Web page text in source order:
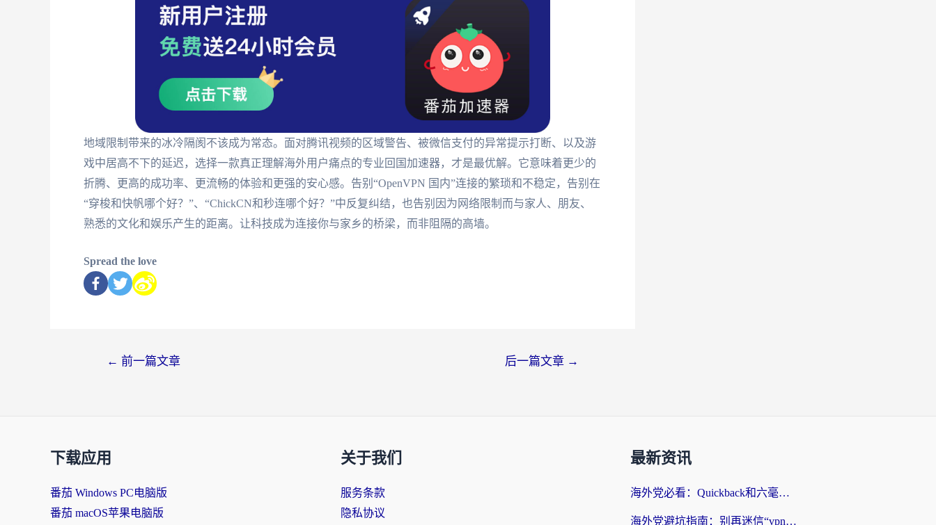
地域限制带来的冰冷隔阂不该成为常态。面对腾讯视频的区域警告、被微信支付的异常提示打断、以及游
戏中居高不下的延迟，选择一款真正理解海外用户痛点的专业回国加速器，才是最优解。它意味着更少的
折腾、更高的成功率、更流畅的体验和更强的安心感。告别“OpenVPN 国内”连接的繁琐和不稳定，告别在
“穿梭和快帆哪个好？”、“ChickCN和秒连哪个好？”中反复纠结，也告别因为网络限制而与家人、朋友、
熟悉的文化和娱乐产生的距离。让科技成为连接你与家乡的桥梁，而非阻隔的高墙。
Spread the love
← 前一篇文章 后一篇文章 →
下载应用
番茄 Windows PC电脑版
番茄 macOS苹果电脑版
关于我们
服务条款
隐私协议
最新资讯
海外党必看：Quickback和六毫秒好用吗？3步选对回国加速器，无缝刷国内剧玩游戏
海外党避坑指南：别再迷信“vpn 中国免费”，选对回国加速器才能无缝刷国内资源